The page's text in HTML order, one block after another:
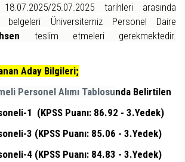
18.07.2025/25.07.2025 tarihleri arasında
belgeleri Üniversitemiz Personel Daire
teslim etmeleri gerekmektedir.
Aday Bilgileri;
Personel Alımı Tablosunda Belirtilen
1 (KPSS Puanı: 86.92 - 3.Yedek)
3 (KPSS Puanı: 85.06 - 3.Yedek)
4 (KPSS Puanı: 84.83 - 3.Yedek)